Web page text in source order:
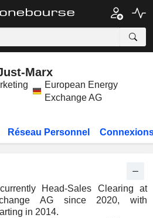
Marx
European Energy
Exchange AG
Réseau Personnel
Head-Sales Clearing at
AG since 2020, with
in 2014.